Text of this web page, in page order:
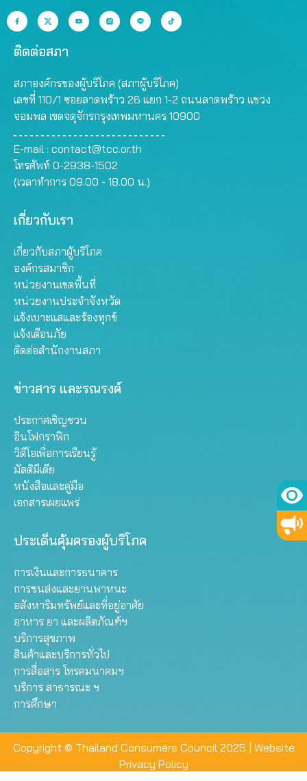
ติดต่อสภา
สภาองค์กรของผู้บริโภค (สภาผู้บริโภค)
เลขที่ 110/1 ซอยลาดพร้าว 26 แยก 1-2 ถนนลาดพร้าว แขวง
จอมพล เขตจตุจักรกรุงเทพมหานคร 10900
E-mail : contact@tcc.or.th
โทรศัพท์ 0-2938-1502
(เวลาทำการ 09.00 - 18.00 น.)
เกี่ยวกับเรา
เกี่ยวกับสภาผู้บริโภค
องค์กรสมาชิก
หน่วยงานเขตพื้นที่
หน่วยงานประจำจังหวัด
แจ้งเบาะแสและร้องทุกข์
แจ้งเตือนภัย
ติดต่อสำนักงานสภา
ข่าวสาร และรณรงค์
ประกาศเชิญชวน
อินโฟกราฟิก
วิดีโอเพื่อการเรียนรู้
มัลติมีเดีย
หนังสือและคู่มือ
เอกสารเผยแพร่
ประเด็นคุ้มครองผู้บริโภค
การเงินและการธนาคาร
การขนส่งและยานพาหนะ
อสังหาริมทรัพย์และที่อยู่อาศัย
อาหาร ยา และผลิตภัณฑ์ฯ
บริการสุขภาพ
สินค้าและบริการทั่วไป
การสื่อสาร โทรคมนาคมฯ
บริการ สาธารณะ ฯ
การศึกษา
Copyright © Thailand Consumers Council 2025 | Website
Privacy Policy